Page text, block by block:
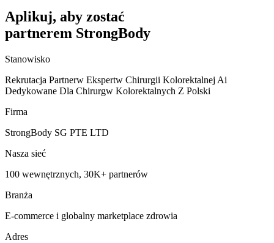
Aplikuj, aby zostać
partnerem StrongBody
Stanowisko
Rekrutacja Partnerw Ekspertw Chirurgii Kolorektalnej Ai
Dedykowane Dla Chirurgw Kolorektalnych Z Polski
Firma
StrongBody SG PTE LTD
Nasza sieć
100 wewnętrznych, 30K+ partnerów
Branża
E-commerce i globalny marketplace zdrowia
Adres